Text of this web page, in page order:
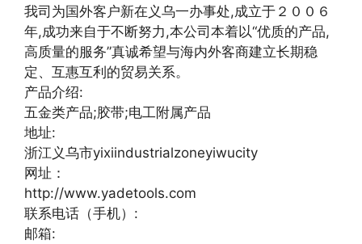
我司为国外客户新在义乌一办事处,成立于２００６
年,成功来自于不断努力,本公司本着以“优质的产品,
高质量的服务”真诚希望与海内外客商建立长期稳
定、互惠互利的贸易关系。
产品介绍:
五金类产品;胶带;电工附属产品
地址:
浙江义乌市yixiindustrialzoneyiwucity
网址：
http://www.yadetools.com
联系电话（手机）:
邮箱: